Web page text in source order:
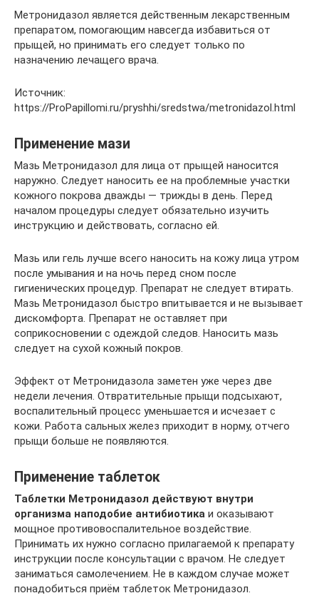
Метронидазол является действенным лекарственным
препаратом, помогающим навсегда избавиться от
прыщей, но принимать его следует только по
назначению лечащего врача.
Источник:
https://ProPapillomi.ru/pryshhi/sredstwa/metronidazol.html
Применение мази
Мазь Метронидазол для лица от прыщей наносится
наружно. Следует наносить ее на проблемные участки
кожного покрова дважды — трижды в день. Перед
началом процедуры следует обязательно изучить
инструкцию и действовать, согласно ей.
Мазь или гель лучше всего наносить на кожу лица утром
после умывания и на ночь перед сном после
гигиенических процедур. Препарат не следует втирать.
Мазь Метронидазол быстро впитывается и не вызывает
дискомфорта. Препарат не оставляет при
соприкосновении с одеждой следов. Наносить мазь
следует на сухой кожный покров.
Эффект от Метронидазола заметен уже через две
недели лечения. Отвратительные прыщи подсыхают,
воспалительный процесс уменьшается и исчезает с
кожи. Работа сальных желез приходит в норму, отчего
прыщи больше не появляются.
Применение таблеток
Таблетки Метронидазол действуют внутри
организма наподобие антибиотика и оказывают
мощное противовоспалительное воздействие.
Принимать их нужно согласно прилагаемой к препарату
инструкции после консультации с врачом. Не следует
заниматься самолечением. Не в каждом случае может
понадобиться приём таблеток Метронидазол.